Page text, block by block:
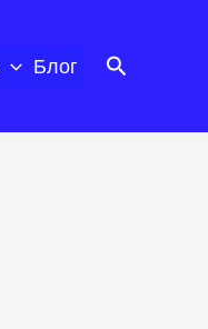
Блог Пошук